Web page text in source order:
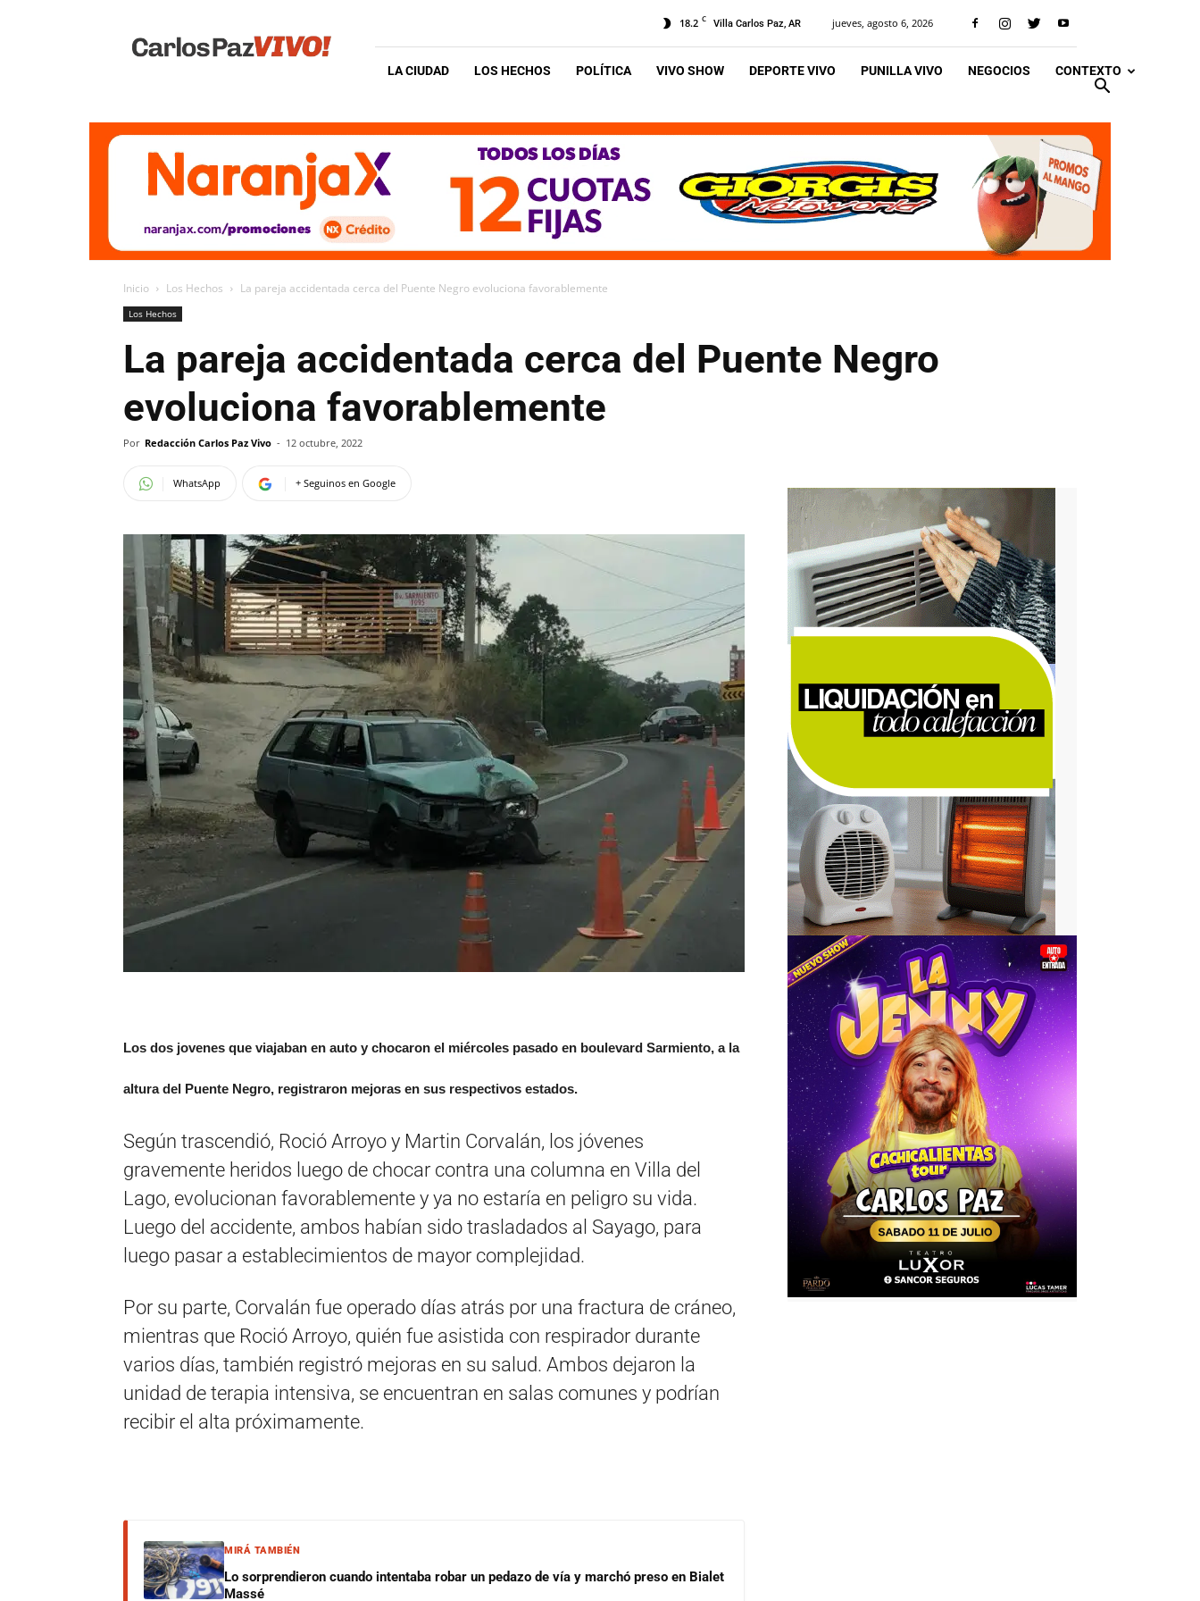
Vivo
18.2 C Villa Carlos Paz, AR jueves, agosto 6, 2026
LA CIUDAD LOS HECHOS POLÍTICA VIVO SHOW DEPORTE VIVO PUNILLA VIVO NEGOCIOS CONTEXTO
Inicio Los Hechos La pareja accidentada cerca del Puente Negro evoluciona favorablemente
Los Hechos
La pareja accidentada cerca del Puente Negro
evoluciona favorablemente
Por Redacción Carlos Paz Vivo - 12 octubre, 2022
WhatsApp + Seguinos en Google
Los dos jovenes que viajaban en auto y chocaron el miércoles pasado en boulevard Sarmiento, a la
altura del Puente Negro, registraron mejoras en sus respectivos estados.
Según trascendió, Roció Arroyo y Martin Corvalán, los jóvenes
gravemente heridos luego de chocar contra una columna en Villa del
Lago, evolucionan favorablemente y ya no estaría en peligro su vida.
Luego del accidente, ambos habían sido trasladados al Sayago, para
luego pasar a establecimientos de mayor complejidad.
Por su parte, Corvalán fue operado días atrás por una fractura de cráneo,
mientras que Roció Arroyo, quién fue asistida con respirador durante
varios días, también registró mejoras en su salud. Ambos dejaron la
unidad de terapia intensiva, se encuentran en salas comunes y podrían
recibir el alta próximamente.
MIRÁ TAMBIÉN
Lo sorprendieron cuando intentaba robar un pedazo de vía y marchó preso en Bialet
Massé